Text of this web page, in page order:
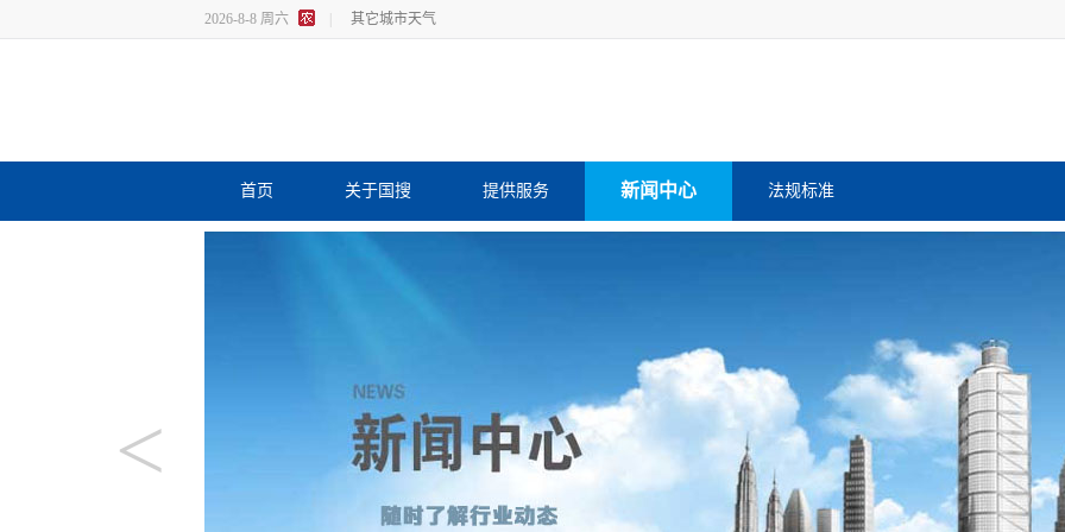
2026-8-8 周六 其它城市天气
首页 关于国搜 提供服务 新闻中心 法规标准
<